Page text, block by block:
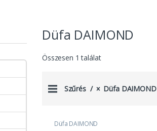
Düfa DAIMOND
Összesen 1 találat
Szűrés Düfa DAIMOND
Düfa DAIMOND